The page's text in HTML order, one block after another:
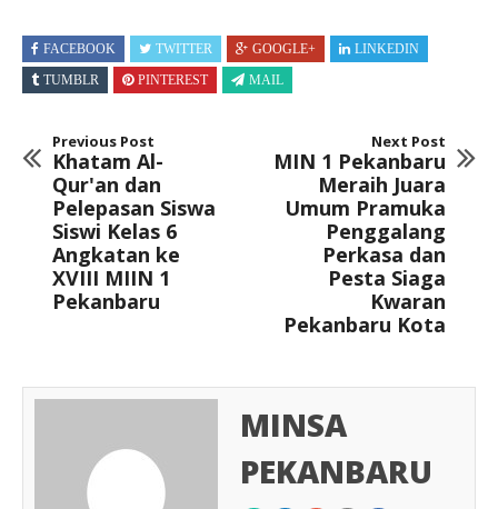
FACEBOOK TWITTER GOOGLE+
LINKEDIN
TUMBLR
PINTEREST MAIL
Previous Post
Khatam Al-
Qur'an dan
Pelepasan Siswa
Siswi Kelas 6
Angkatan ke
XVIII MIIN 1
Pekanbaru
Next Post
MIN 1 Pekanbaru
Meraih Juara
Umum Pramuka
Penggalang
Perkasa dan
Pesta Siaga
Kwaran
Pekanbaru Kota
MINSA
PEKANBARU